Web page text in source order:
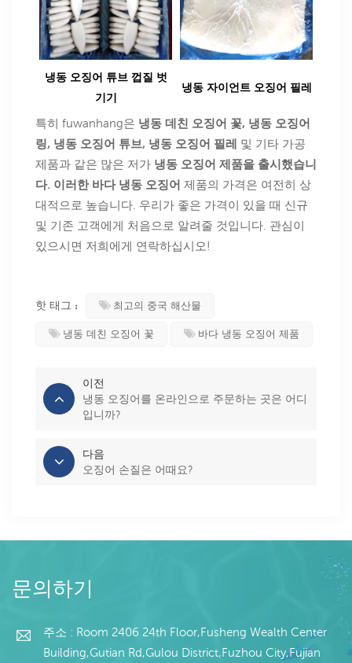
냉동 오징어 튜브 껍질 벗
기기
냉동 자이언트 오징어 필레
특히 fuwanhang은 냉동 데친 오징어 꽃, 냉동 오징어
링, 냉동 오징어 튜브, 냉동 오징어 필레 및 기타 가공
제품과 같은 많은 저가 냉동 오징어 제품을 출시했습니
다. 이러한 바다 냉동 오징어 제품의 가격은 여전히 ​​상
대적으로 높습니다. 우리가 좋은 가격이 있을 때 신규
및 기존 고객에게 처음으로 알려줄 것입니다. 관심이
있으시면 저희에게 연락하십시오!
핫 태그 : 최고의 중국 해산물
냉동 데친 오징어 꽃 바다 냉동 오징어 제품
이전
냉동 오징어를 온라인으로 주문하는 곳은 어디
입니까?
다음
오징어 손질은 어때요?
문의하기
주소 : Room 2406 24th Floor,Fusheng Wealth Center
Building,Gutian Rd,Gulou District,Fuzhou City,Fujian